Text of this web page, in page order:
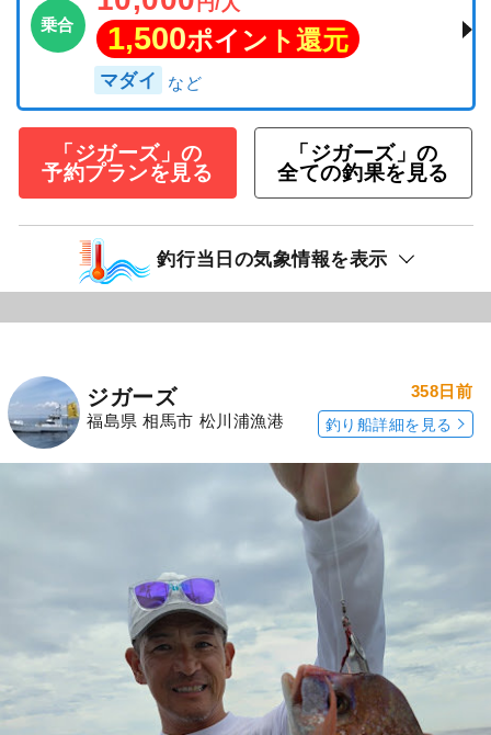
乗合 1,500ポイント還元
マダイ
「ジガーズ」の
予約プランを見る
「ジガーズ」の
全ての釣果を見る
釣行当日の気象情報を表示
ジガーズ
福島県 相馬市 松川浦漁港
358日前
釣り船詳細を見る